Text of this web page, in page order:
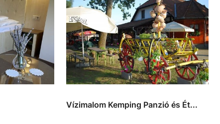
Vízimalom Kemping Panzió és Ét...